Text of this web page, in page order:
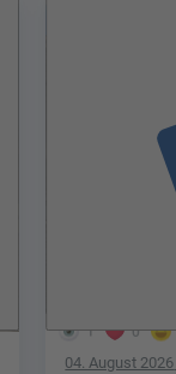
1 0
04. August 2026